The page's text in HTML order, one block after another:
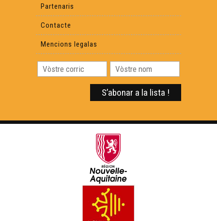
Massilia Sound System es de retorn ! - Reportatge
Francis Cabrel e la Calandreta de Peçac - Reportatge
Hestiv'Òc - Best-of
Lo Congrès Permanent de la Lenga Occitana, 10 ans -
Hart Brut - Reportatge
Partenaris
Contacte
Mencions legalas